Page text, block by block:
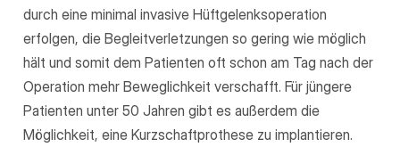
durch eine minimal invasive Hüftgelenksoperation
erfolgen, die Begleitverletzungen so gering wie möglich
hält und somit dem Patienten oft schon am Tag nach der
Operation mehr Beweglichkeit verschafft. Für jüngere
Patienten unter 50 Jahren gibt es außerdem die
Möglichkeit, eine Kurzschaftprothese zu implantieren.